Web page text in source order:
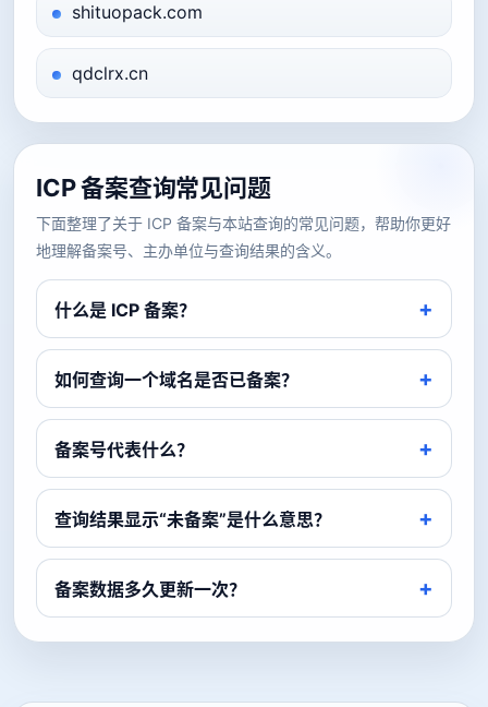
shituopack.com
qdclrx.cn
ICP 备案查询常见问题
下面整理了关于 ICP 备案与本站查询的常见问题，帮助你更好
地理解备案号、主办单位与查询结果的含义。
什么是 ICP 备案？
如何查询一个域名是否已备案？
备案号代表什么？
查询结果显示“未备案”是什么意思？
备案数据多久更新一次？